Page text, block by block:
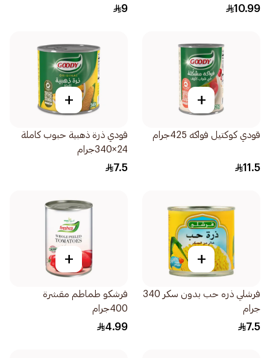
10.99
9
+
قودي كوكتيل فواكه 425جرام
11.5
+
قودي ذرة ذهبية حبوب كاملة
24×340جرام
7.5
+
فرشلي ذره حب بدون سكر 340
جرام
7.5
+
فرشكو طماطم مقشرة
400جرام
4.99